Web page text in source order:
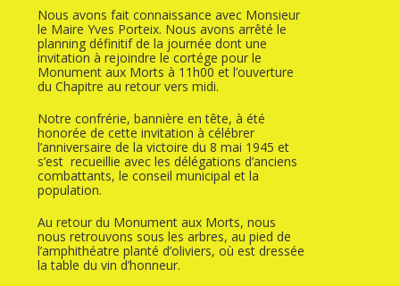
Nous avons fait connaissance avec Monsieur
le Maire Yves Porteix. Nous avons arrêté le
planning définitif de la journée dont une
invitation à rejoindre le cortége pour le
Monument aux Morts à 11h00 et l’ouverture
du Chapitre au retour vers midi.
Notre confrérie, bannière en tête, à été
honorée de cette invitation à célébrer
l’anniversaire de la victoire du 8 mai 1945 et
s’est recueillie avec les délégations d’anciens
combattants, le conseil municipal et la
population.
Au retour du Monument aux Morts, nous
nous retrouvons sous les arbres, au pied de
l’amphithéatre planté d’oliviers, où est dressée
la table du vin d’honneur.